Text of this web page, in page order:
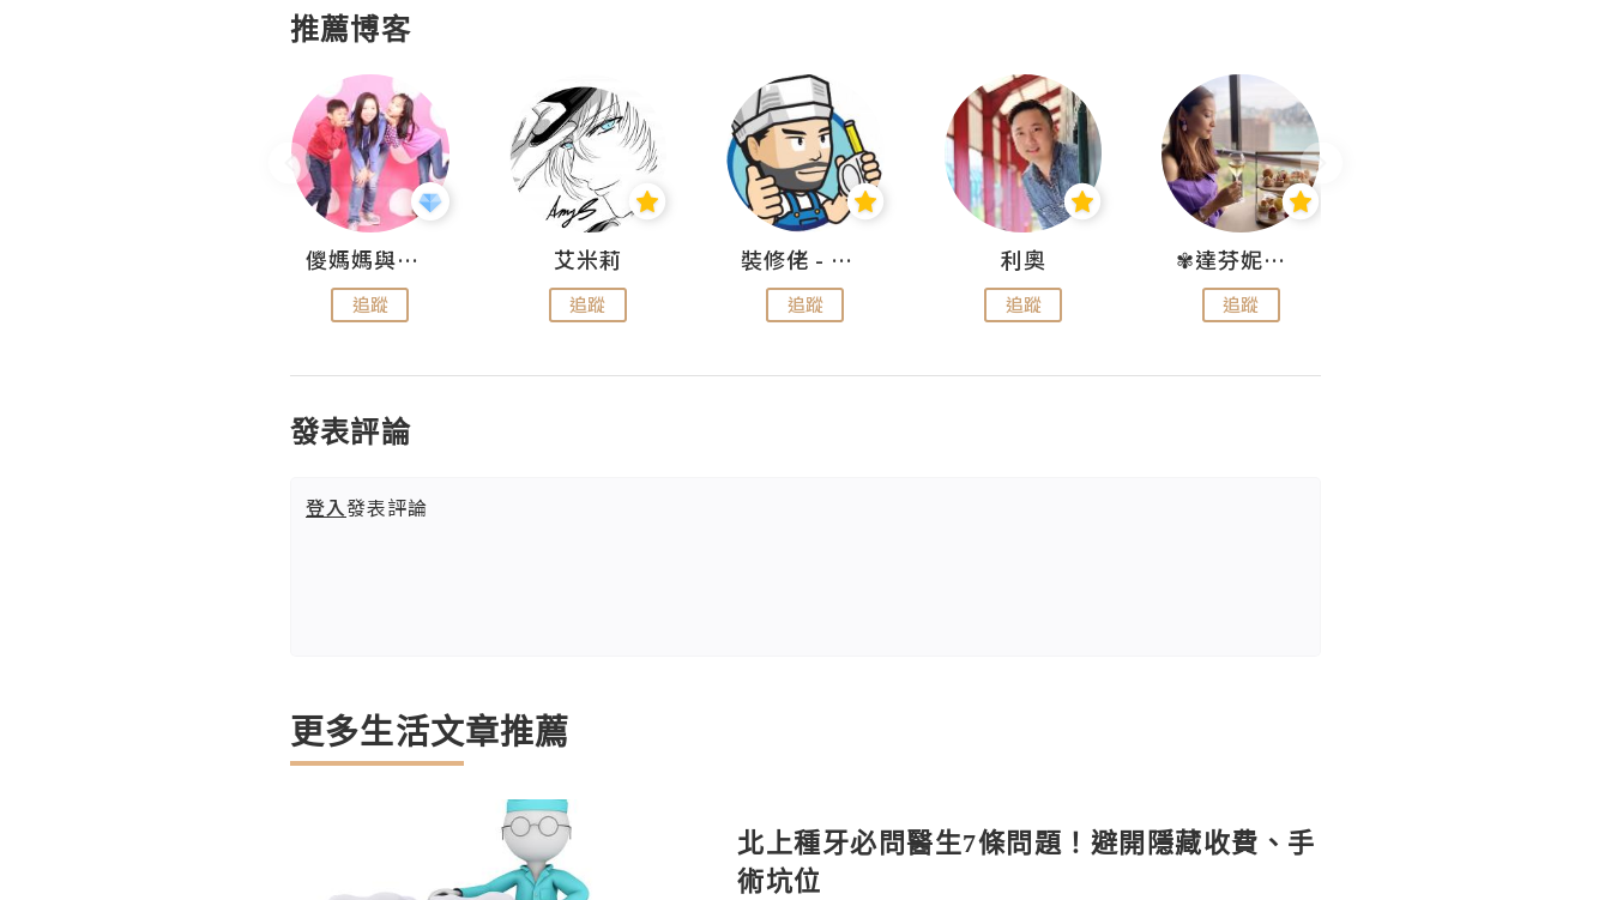
推薦博客
儍媽媽與兩隻小魔怪之家
追蹤
艾米莉
追蹤
裝修佬 - 香港一站式網上裝修平台
追蹤
利奧
追蹤
✾達芬妮•愛孩子•愛生活✾
追蹤
發表評論
登入發表評論
更多生活文章推薦
北上種牙必問醫生7條問題！避開隱藏收費、手
術坑位